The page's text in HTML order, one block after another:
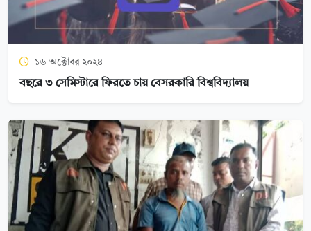
১৬ অক্টোবর ২০২৪
বছরে ৩ সেমিস্টারে ফিরতে চায় বেসরকারি বিশ্ববিদ্যালয়